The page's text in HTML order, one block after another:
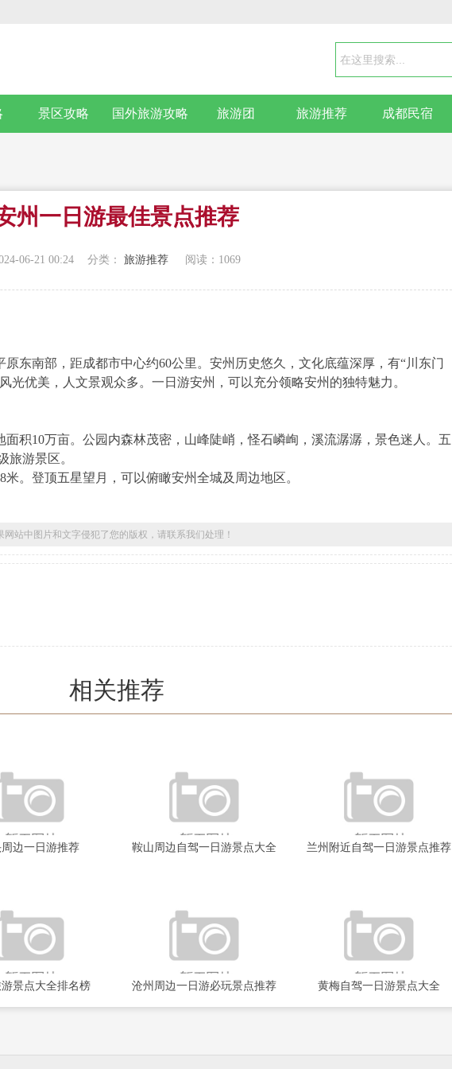
景区攻略 国外旅游攻略 旅游团 旅游推荐 成都民宿
州一日游最佳景点推荐
06-21 00:24 分类： 旅游推荐 阅读： 1069
东南部，距成都市中心约60公里。安州历史悠久，文化底蕴深厚，有“川东门
光优美，人文景观众多。一日游安州，可以充分领略安州的独特魅力。
积10万亩。公园内森林茂密，山峰陡峭，怪石嶙峋，溪流潺潺，景色迷人。五
旅游景区。
。登顶五星望月，可以俯瞰安州全城及周边地区。
站中图片和文字侵犯了您的版权，请联系我们处理！
相关推荐
边一日游推荐 鞍山周边自驾一日游景点大全 兰州附近自驾一日游景点推荐
景点大全排名榜 沧州周边一日游必玩景点推荐 黄梅自驾一日游景点大全